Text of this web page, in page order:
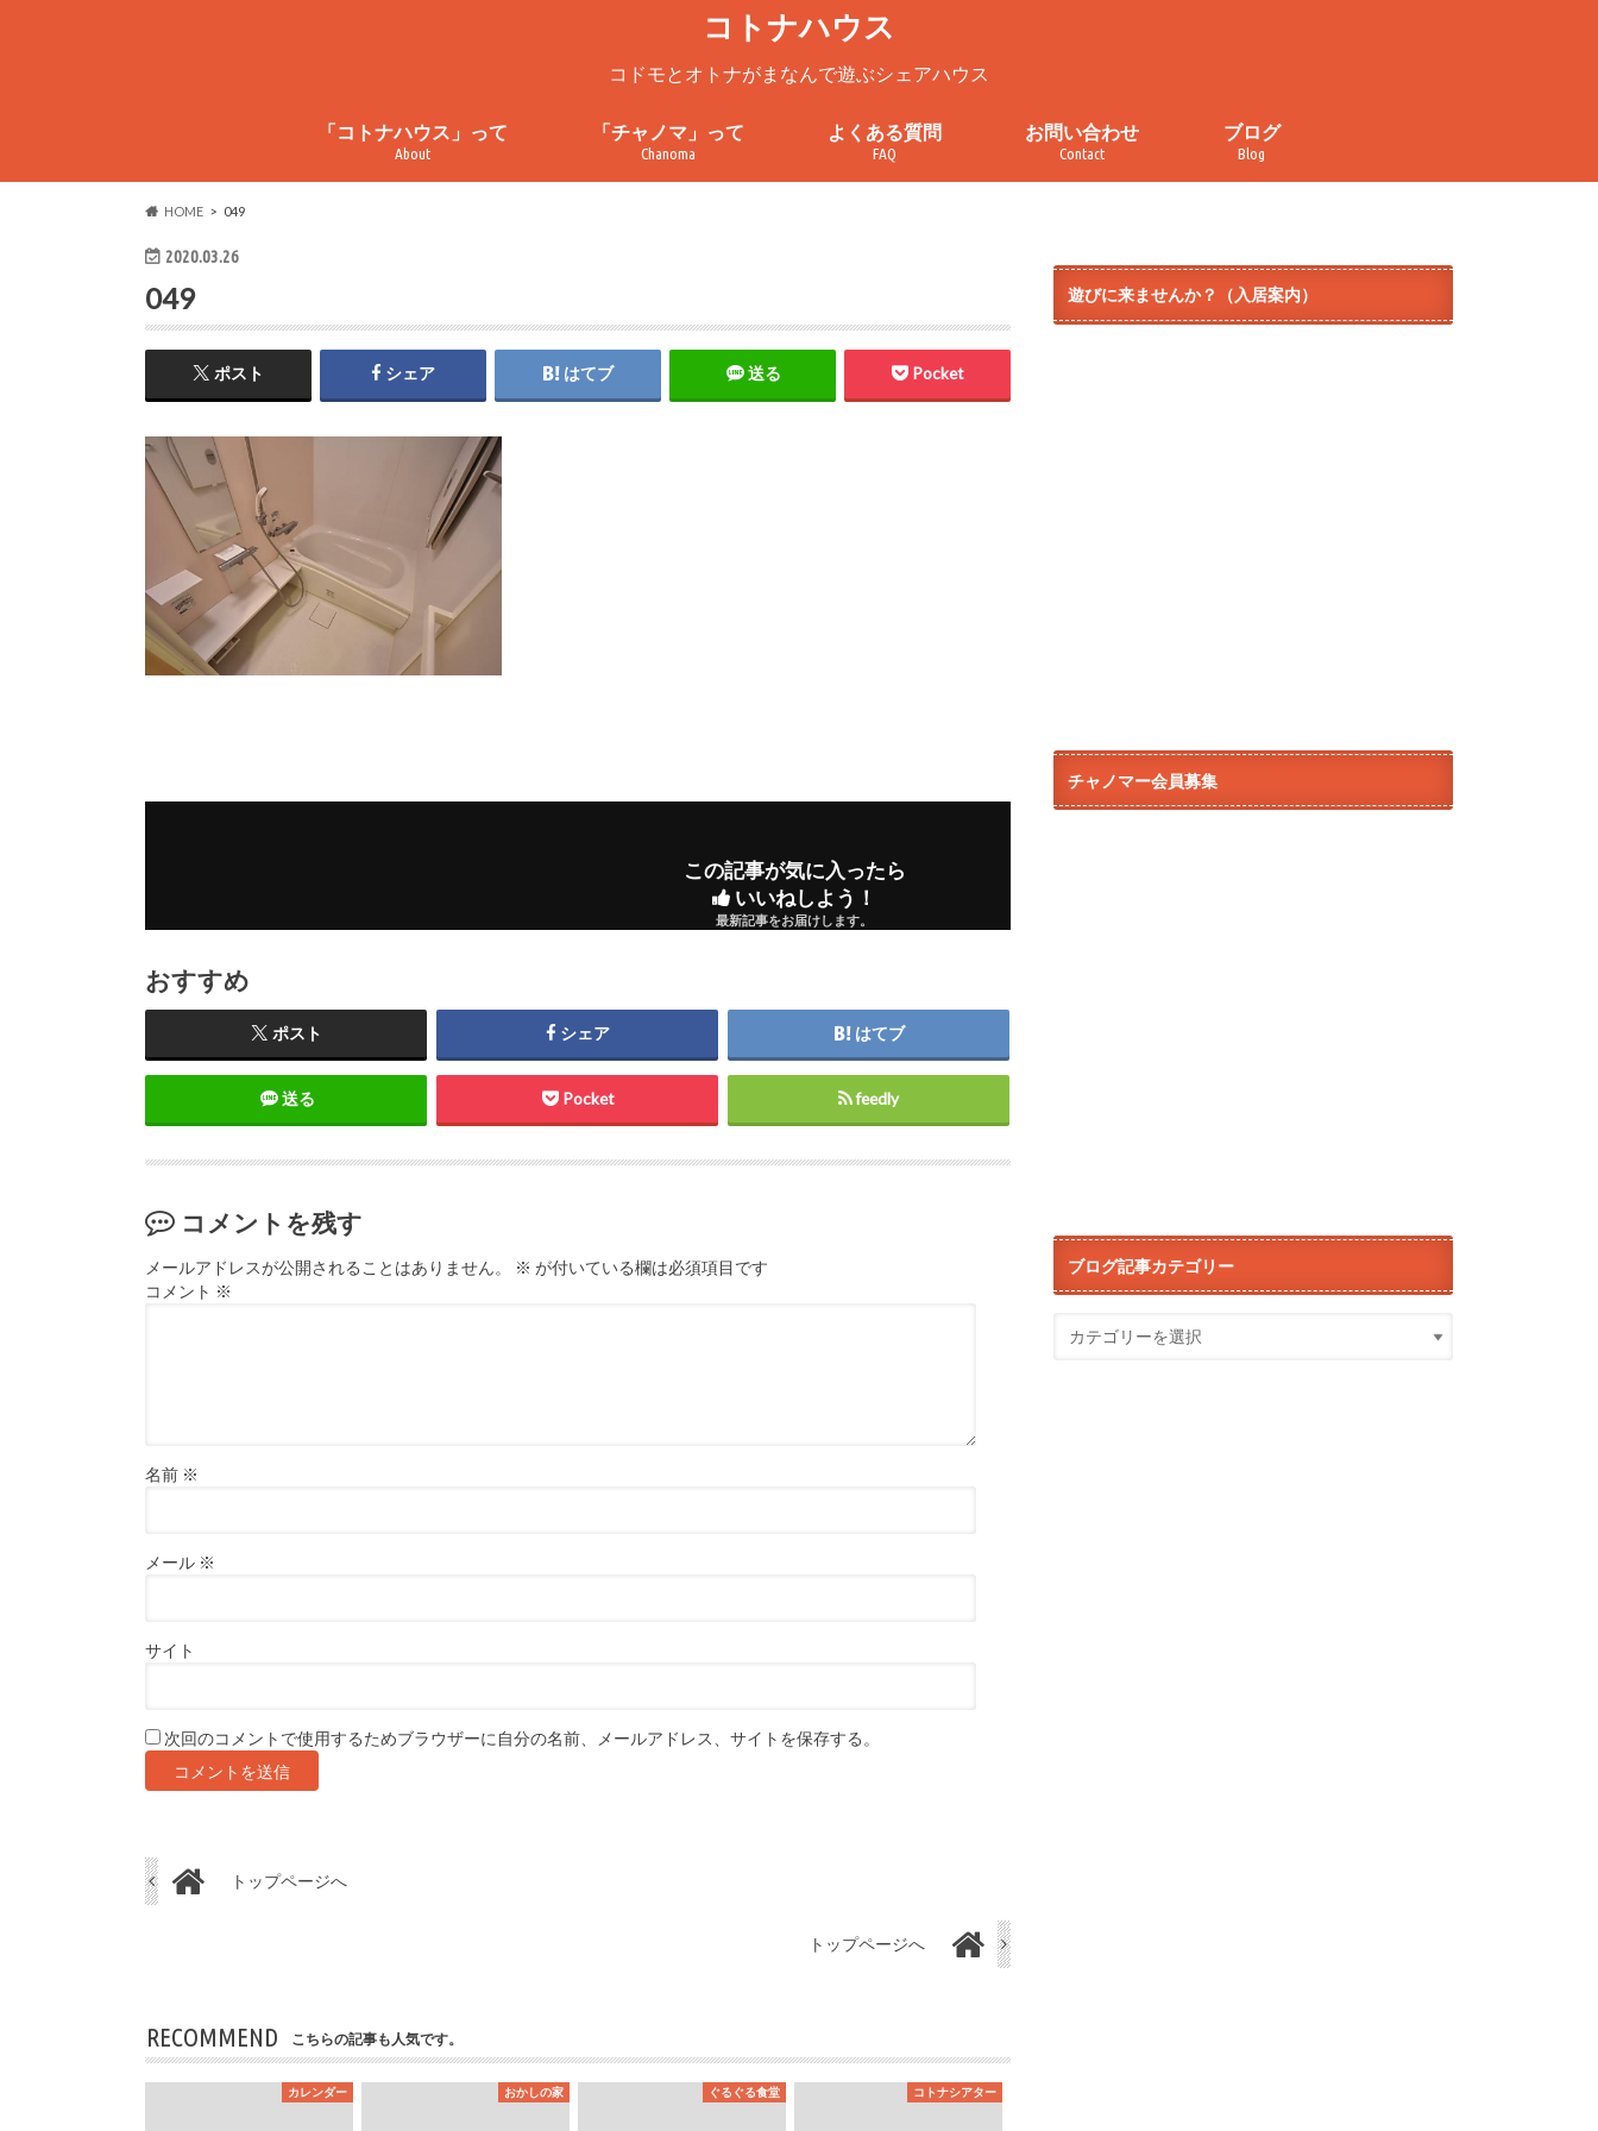
コトナハウス
コドモとオトナがまなんで遊ぶシェアハウス
「コトナハウス」って
About
「チャノマ」って
Chanoma
よくある質問
FAQ
お問い合わせ
Contact
ブログ
Blog
HOME 049
2020.03.26
049
ポスト シェア はてブ 送る Pocket
この記事が気に入ったら
いいねしよう！
最新記事をお届けします。
おすすめ
ポスト シェア はてブ
送る Pocket feedly
コメントを残す
メールアドレスが公開されることはありません。 ※ が付いている欄は必須項目です
コメント ※
名前 ※
メール ※
サイト
次回のコメントで使用するためブラウザーに自分の名前、メールアドレス、サイトを保存する。
トップページへ
トップページへ
RECOMMEND こちらの記事も人気です。
カレンダー おかしの家 ぐるぐる食堂 コトナシアター
遊びに来ませんか？（入居案内）
チャノマー会員募集
ブログ記事カテゴリー